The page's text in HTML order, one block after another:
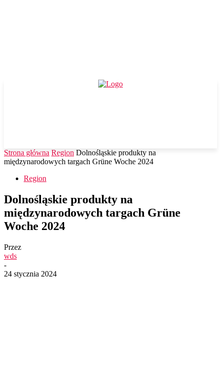
Strona główna Region Dolnośląskie produkty na
międzynarodowych targach Grüne Woche 2024
Region
Dolnośląskie produkty na
międzynarodowych targach Grüne
Woche 2024
Przez
wds
-
24 stycznia 2024